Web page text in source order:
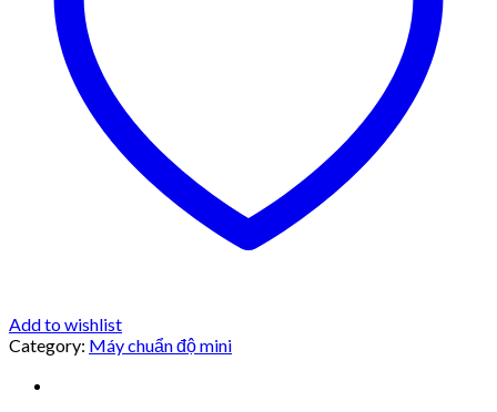
Add to wishlist
Category: Máy chuẩn độ mini